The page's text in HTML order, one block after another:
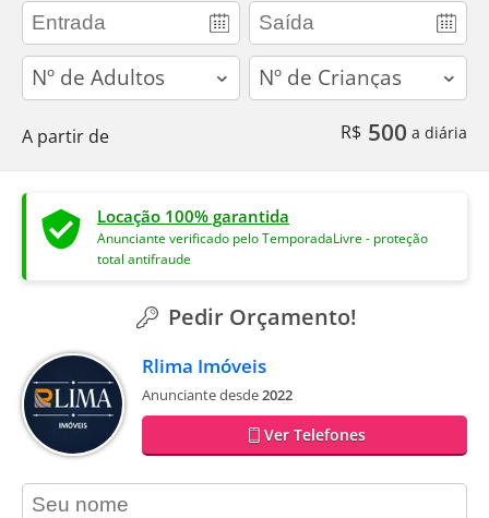
adults children
A partir de R$ 500 a diária
Locação 100% garantida
Anunciante verificado pelo TemporadaLivre - proteção
total antifraude
Pedir Orçamento!
Rlima Imóveis
Anunciante desde2022
Ver Telefones
contact_name